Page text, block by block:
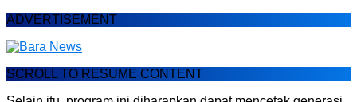
ADVERTISEMENT
SCROLL TO RESUME CONTENT